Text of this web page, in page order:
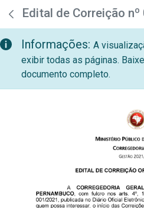
Pular para o Conteúdo principal
teste descricao
Edital de Correição
Informações: A
exibir todas as páginas.
documento completo.